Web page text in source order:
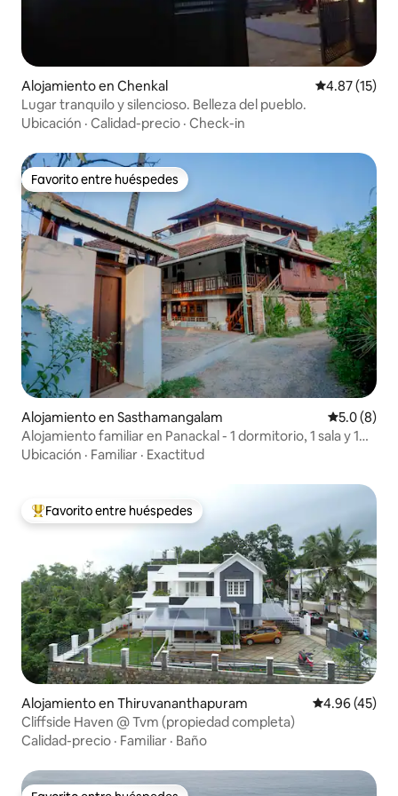
Alojamiento en Chenkal Calificación
4.87 (15)
Lugar tranquilo y silencioso. Belleza del pueblo.
Ubicación · Calidad-precio · Check-in
Favorito entre huéspedes
Favorito entre huéspedes
Alojamiento en Sasthamangalam
5.0 (8)
Alojamiento familiar en Panackal - 1 dormitorio, 1 sala y 1
cocina
Ubicación · Familiar · Exactitud
Favorito entre huéspedes preferido
Favorito entre huéspedes
Alojamiento en Thiruvananthapuram Calificación
4.96 (45)
Cliffside Haven @ Tvm (propiedad completa)
Calidad-precio · Familiar · Baño